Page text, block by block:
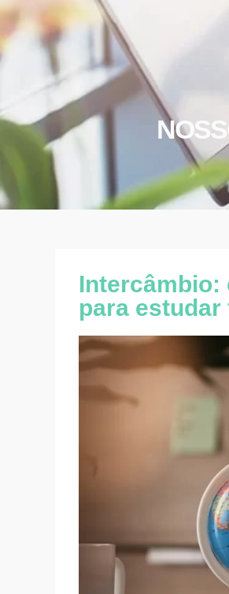
Intercâmbio:
para estudar